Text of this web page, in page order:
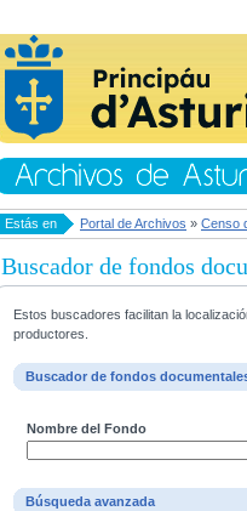
Estás en Portal de Archivos » Censo
Buscador de fondos
Estos buscadores facilitan la
productores.
Buscador de fondos
Nombre del Fondo
Búsqueda avanzada